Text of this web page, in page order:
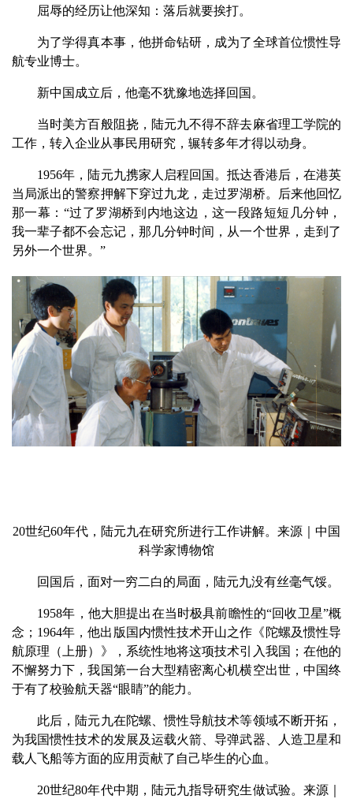
屈辱的经历让他深知：落后就要挨打。
为了学得真本事，他拼命钻研，成为了全球首位惯性导
航专业博士。
新中国成立后，他毫不犹豫地选择回国。
当时美方百般阻挠，陆元九不得不辞去麻省理工学院的
工作，转入企业从事民用研究，辗转多年才得以动身。
1956年，陆元九携家人启程回国。抵达香港后，在港英
当局派出的警察押解下穿过九龙，走过罗湖桥。后来他回忆
那一幕：“过了罗湖桥到内地这边，这一段路短短几分钟，
我一辈子都不会忘记，那几分钟时间，从一个世界，走到了
另外一个世界。”
20世纪60年代，陆元九在研究所进行工作讲解。来源｜中国
科学家博物馆
回国后，面对一穷二白的局面，陆元九没有丝毫气馁。
1958年，他大胆提出在当时极具前瞻性的“回收卫星”概
念；1964年，他出版国内惯性技术开山之作《陀螺及惯性导
航原理（上册）》，系统性地将这项技术引入我国；在他的
不懈努力下，我国第一台大型精密离心机横空出世，中国终
于有了校验航天器“眼睛”的能力。
此后，陆元九在陀螺、惯性导航技术等领域不断开拓，
为我国惯性技术的发展及运载火箭、导弹武器、人造卫星和
载人飞船等方面的应用贡献了自己毕生的心血。
20世纪80年代中期，陆元九指导研究生做试验。来源｜